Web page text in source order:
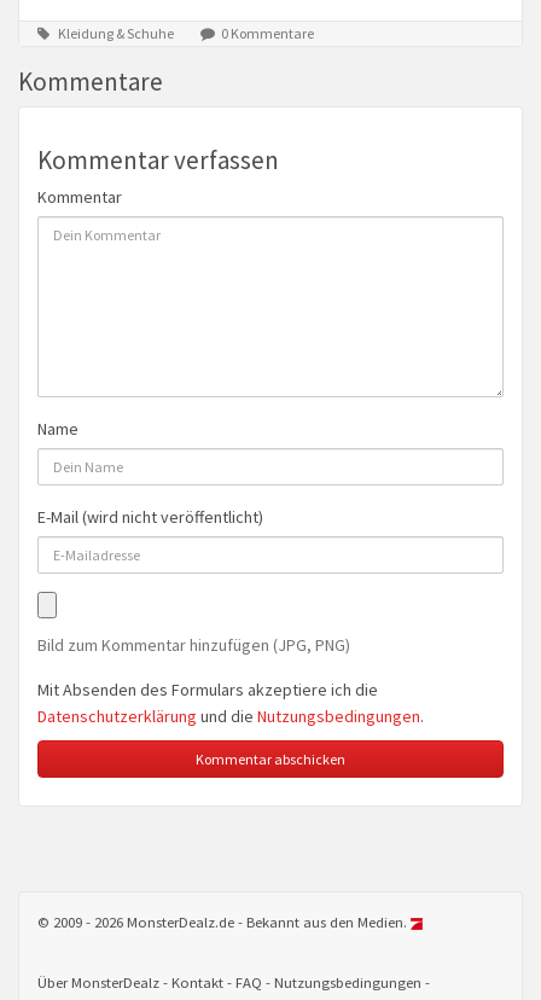
Kleidung & Schuhe 0 Kommentare
Kommentare
Kommentar verfassen
Kommentar
Name
E-Mail (wird nicht veröffentlicht)
Bild zum Kommentar hinzufügen (JPG, PNG)
Mit Absenden des Formulars akzeptiere ich die
Datenschutzerklärung und die Nutzungsbedingungen.
© 2009 - 2026 MonsterDealz.de - Bekannt aus den Medien.
Über MonsterDealz Kontakt FAQ Nutzungsbedingungen